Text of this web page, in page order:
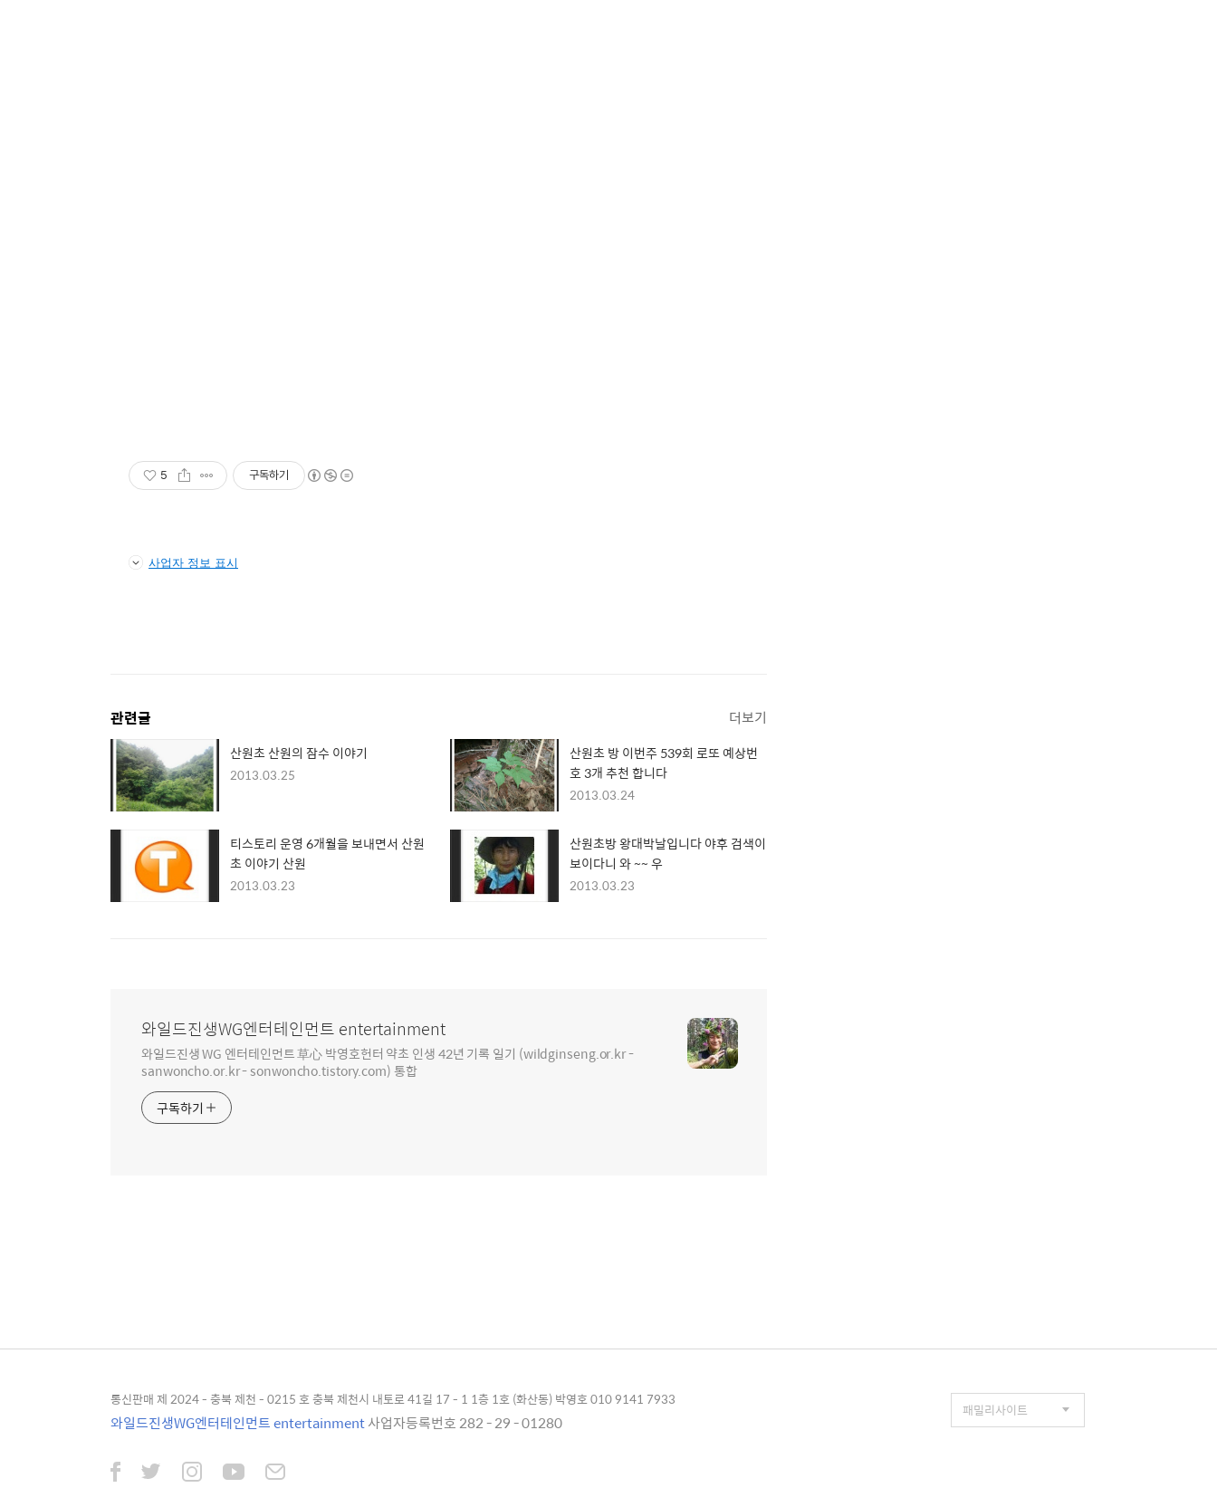
5 구독하기
사업자 정보 표시
관련글 더보기
산원초 산원의 잠수 이야기
2013.03.25
산원초 방 이번주 539회 로또 예상번
호 3개 추천 합니다
2013.03.24
티스토리 운영 6개월을 보내면서 산원
초 이야기 산원
2013.03.23
산원초방 왕대박날입니다 야후 검색이
보이다니 와 ~~ 우
2013.03.23
와일드진생WG엔터테인먼트 entertainment
와일드진생 WG 엔터테인먼트 草心 박영호헌터 약초 인생 42년 기록 일기 (wildginseng.or.kr -
sanwoncho.or.kr - sonwoncho.tistory.com) 통합
구독하기
통신판매 제 2024 - 충북 제천 - 0215 호 충북 제천시 내토로 41길 17 - 1 1층 1호 (화산동) 박영호 010 9141 7933
와일드진생WG엔터테인먼트 entertainment사업자등록번호 282 - 29 - 01280